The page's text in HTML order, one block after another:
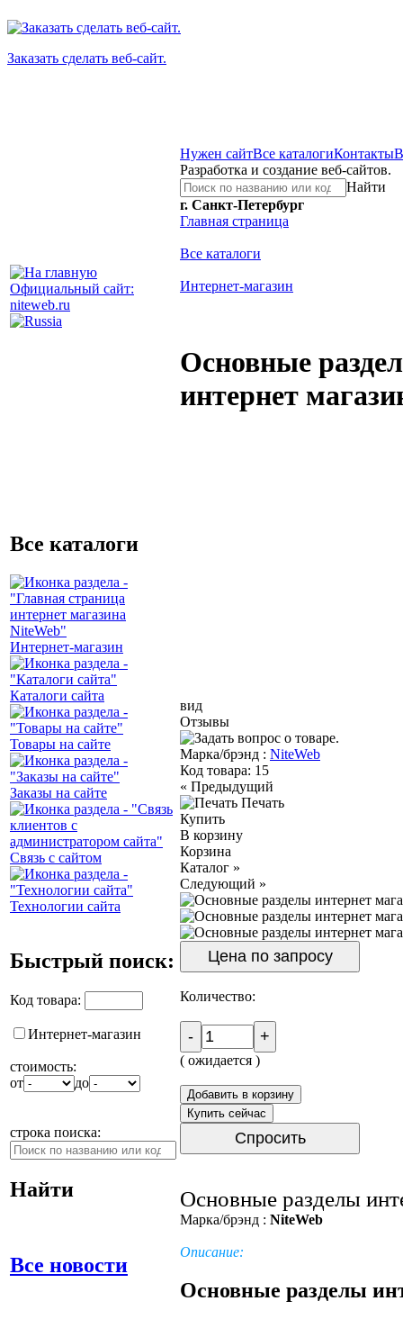
Заказать сделать веб-сайт.
Официальный сайт:
niteweb.ru
Нужен сайтВсе каталогиКонтакты
Разработка и создание веб-сайтов.
Найти
г. Санкт-Петербург
Главная страница
Все каталоги
Интернет-магазин
Основные
интернет
Все каталоги
Интернет-магазин
Каталоги сайта
Товары на сайте
Заказы на сайте
Связь с сайтом
Технологии сайта
Быстрый поиск:
Код товара:
Интернет-магазин
стоимость:
от
до
строка поиска:
Найти
Все новости
вид
Отзывы
Марка/брэнд : NiteWeb
Код товара: 15
« Предыдущий
Печать
Купить
В корзину
Корзина
Каталог »
Следующий »
Цена по запросу
Количество:
- +
( ожидается )
Добавить в корзину
Купить сейчас
Спросить
Основные разделы
Марка/брэнд : NiteWeb
Описание:
Основные разделы